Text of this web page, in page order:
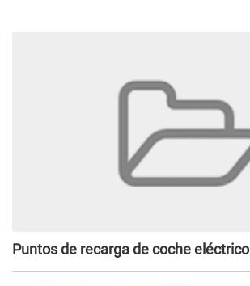
Puntos de recarga de coche eléctrico